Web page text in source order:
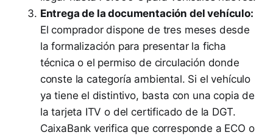
Entrega de la documentación del vehículo:
El comprador dispone de tres meses desde
la formalización para presentar la ficha
técnica o el permiso de circulación donde
conste la categoría ambiental. Si el vehículo
ya tiene el distintivo, basta con una copia de
la tarjeta ITV o del certificado de la DGT.
CaixaBank verifica que corresponde a ECO o